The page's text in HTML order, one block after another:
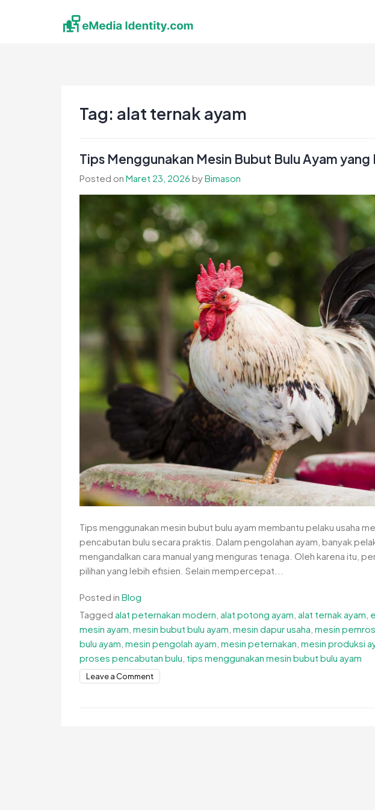
Tag: alat ternak ayam
Tips Menggunakan Mesin Bubut Bulu Ayam yang
Posted on Maret 23, 2026 byBimason
Tips menggunakan mesin bubut bulu ayam membantu pelaku usaha
pencabutan bulu secara praktis. Dalam pengolahan ayam, banyak
mengandalkan cara manual yang menguras tenaga. Oleh karena itu,
pilihan yang lebih efisien. Selain mempercepat...
Posted in Blog
Tagged alat peternakan modern alat potong ayam alat ternak ayam
mesin ayam mesin bubut bulu ayam mesin dapur usaha mesin
bulu ayam mesin pengolah ayam mesin peternakan mesin produksi
proses pencabutan bulu tips menggunakan mesin bubut bulu ayam
Leave a Commenton